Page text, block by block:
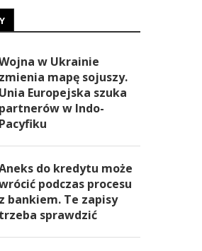
w Ukrainie
zmienia mapę sojuszy.
Unia Europejska szuka
partnerów w Indo-
Pacyfiku
do kredytu może
podczas procesu
z bankiem. Te zapisy
trzeba sprawdzić